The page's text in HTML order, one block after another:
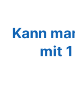
Kann
mit